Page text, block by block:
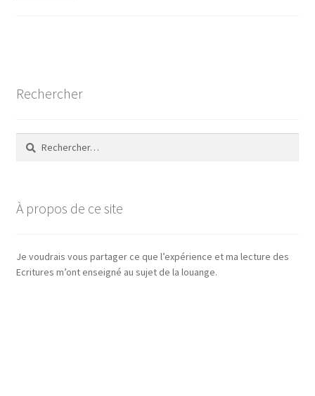
Rechercher
Rechercher :
À propos de ce site
Je voudrais vous partager ce que l’expérience et ma lecture des
Ecritures m’ont enseigné au sujet de la louange.